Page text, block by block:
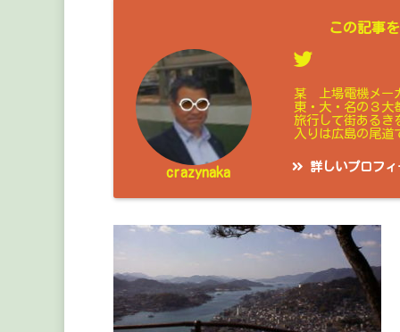
この記事
crazynaka
某 上場電機メー
東・大・名の３大
旅行して街あるき
入りは広島の尾
詳しいプロフ